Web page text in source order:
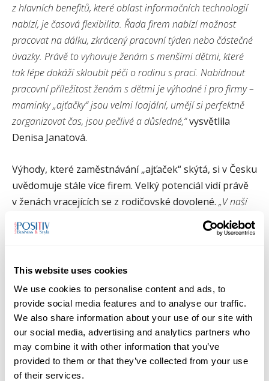
This website uses cookies
We use cookies to personalise content and ads, to
provide social media features and to analyse our traffic.
We also share information about your use of our site with
our social media, advertising and analytics partners who
may combine it with other information that you’ve
provided to them or that they’ve collected from your use
of their services.
z hlavních benefitů, které oblast informačních technologií
nabízí, je časová flexibilita. Řada firem nabízí možnost
pracovat na dálku, zkrácený pracovní týden nebo částečné
úvazky. Právě to vyhovuje ženám s menšími dětmi, které
tak lépe dokáží skloubit péči o rodinu s prací. Nabídnout
pracovní příležitost ženám s dětmi je výhodné i pro firmy –
maminky „ajťačky“ jsou velmi loajální, umějí si perfektně
zorganizovat čas, jsou pečlivé a důsledné,“vysvětlila
Denisa Janatová.
Výhody, které zaměstnávání „ajťaček“ skýtá, si v Česku
uvědomuje stále více firem. Velký potenciál vidí právě
v ženách vracejících se z rodičovské dovolené. „V naší
společnosti aktuálně pracuje 45 procent žen, jejich počet
za poslední rok a půl vzrostl o 15 procent. Pomohl nám
11 žen, ženy jsme přijímali i na vyšší pozice, kterých bylo za
poslední dva roky celkem 14. Výborně funguje spolupráce
s maminkami. Zapojujeme jich více než 50 procent. Mzdy
jsou u nás srovnatelné, ohodnocení se odvíjí výhradně od
úrovně znalostí, schopností a zkušeností,“popsala Lucie
Paulíčková z oddělení péče o zákazníky společnosti
Tesena.